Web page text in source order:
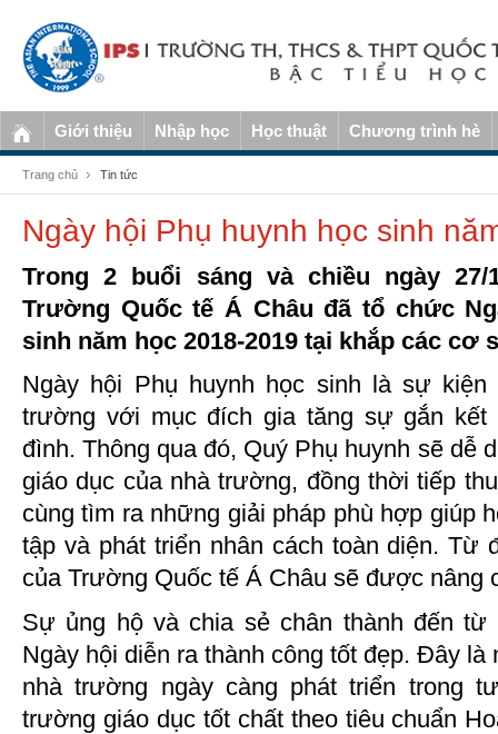
Giới thiệu Nhập học Học thuật Chương trình hè
Trang chủ Tin tức
Ngày hội Phụ huynh học sinh
Trong 2 buổi sáng và chiều ngày 27/
Trường Quốc tế Á Châu đã tổ chức
sinh năm học 2018-2019 tại khắp các cơ
Ngày hội Phụ huynh học sinh là sự
trường với mục đích gia tăng sự gắn
đình. Thông qua đó, Quý Phụ huynh sẽ dễ
giáo dục của nhà trường, đồng thời tiếp
cùng tìm ra những giải pháp phù hợp giúp
tập và phát triển nhân cách toàn diện. Từ
của Trường Quốc tế Á Châu sẽ được nâng
Sự ủng hộ và chia sẻ chân thành đến từ
Ngày hội diễn ra thành công tốt đẹp. Đây
nhà trường ngày càng phát triển trong
trường giáo dục tốt chất theo tiêu chuẩn